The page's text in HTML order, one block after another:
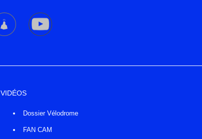
VIDÉOS
Dossier Vélodrome
FAN CAM